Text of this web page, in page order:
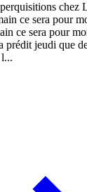
ce sera pour
prédit jeudi que